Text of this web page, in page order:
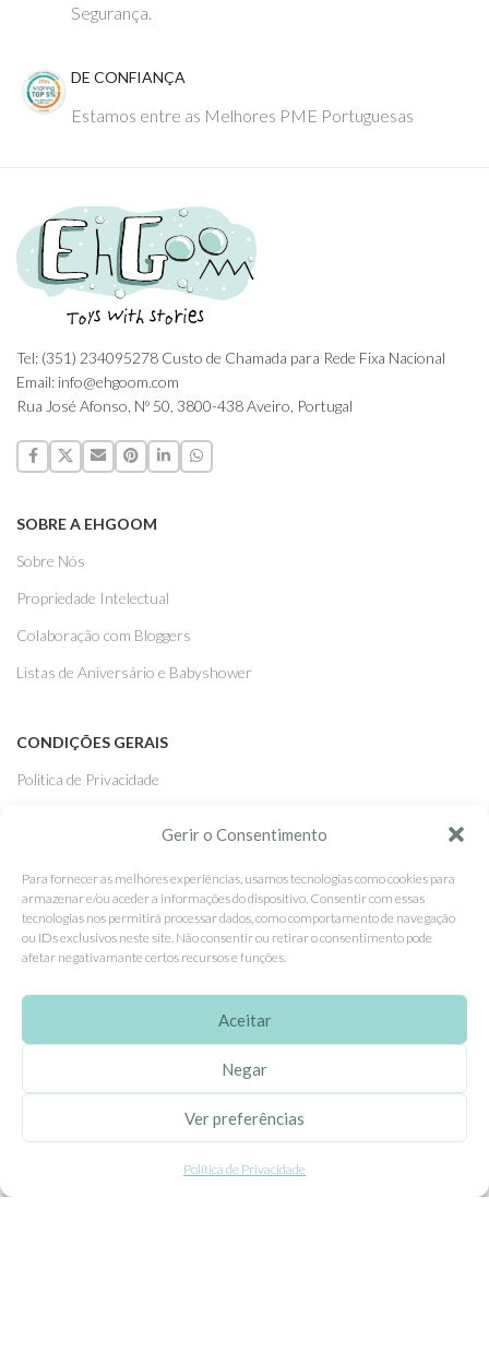
Gerir o Consentimento
Para fornecer as melhores experiências, usamos tecnologias como cookies para
armazenar e/ou aceder a informações do dispositivo. Consentir com essas
tecnologias nos permitirá processar dados, como comportamento de navegação
ou IDs exclusivos neste site. Não consentir ou retirar o consentimento pode
afetar negativamante certos recursos e funções.
Aceitar
Negar
Ver preferências
Política de Privacidade
Segurança.
DE CONFIANÇA
Estamos entre as Melhores PME Portuguesas
Tel: (351) 234095278 Custo de Chamada para Rede Fixa Nacional
Email: info@ehgoom.com
Rua José Afonso, Nº 50, 3800-438 Aveiro, Portugal
SOBRE A EHGOOM
Sobre Nós
Propriedade Intelectual
Colaboração com Bloggers
Listas de Aniversário e Babyshower
CONDIÇÕES GERAIS
Politica de Privacidade
Livro de Reclamações
APOIO AO CLIENTE
Como Comprar